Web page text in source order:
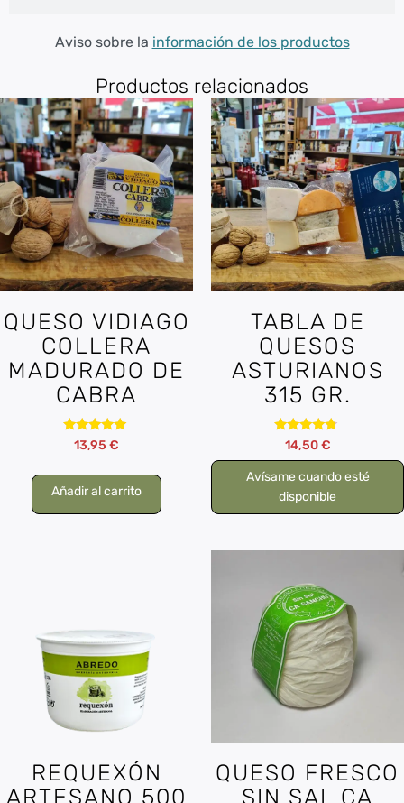
Aviso sobre la información de los productos
Productos relacionados
QUESO VIDIAGO
COLLERA
MADURADO DE
CABRA
Valorado
con
de 5
13,95 €
Añadir al carrito
TABLA DE
QUESOS
ASTURIANOS
315 GR.
Valorado
con
4.50
de 5
14,50€
Avísame cuando esté
disponible
REQUEXÓN
ARTESANO 500
QUESO FRESCO
SIN SAL CA